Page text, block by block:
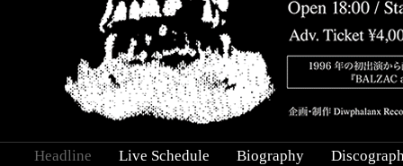
Headline Live Schedule Biography